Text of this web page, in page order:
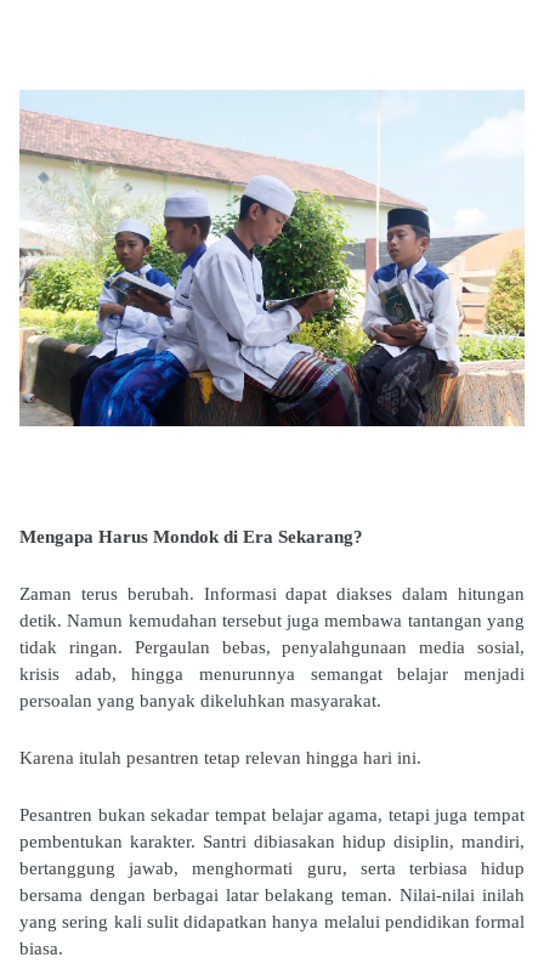
Mengapa Harus Mondok di Era Sekarang?
Zaman terus berubah. Informasi dapat diakses dalam hitungan
detik. Namun kemudahan tersebut juga membawa tantangan yang
tidak ringan. Pergaulan bebas, penyalahgunaan media sosial,
krisis adab, hingga menurunnya semangat belajar menjadi
persoalan yang banyak dikeluhkan masyarakat.
Karena itulah pesantren tetap relevan hingga hari ini.
Pesantren bukan sekadar tempat belajar agama, tetapi juga tempat
pembentukan karakter. Santri dibiasakan hidup disiplin, mandiri,
bertanggung jawab, menghormati guru, serta terbiasa hidup
bersama dengan berbagai latar belakang teman. Nilai-nilai inilah
yang sering kali sulit didapatkan hanya melalui pendidikan formal
biasa.